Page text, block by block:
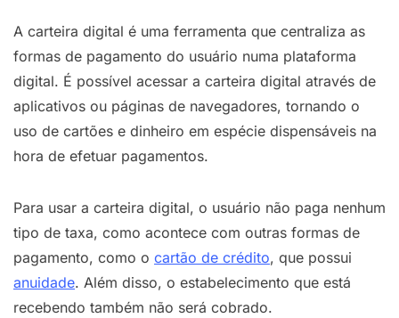
A carteira digital é uma ferramenta que centraliza as
formas de pagamento do usuário numa plataforma
digital. É possível acessar a carteira digital através de
aplicativos ou páginas de navegadores, tornando o
uso de cartões e dinheiro em espécie dispensáveis na
hora de efetuar pagamentos.
Para usar a carteira digital, o usuário não paga nenhum
tipo de taxa, como acontece com outras formas de
pagamento, como o cartão de crédito, que possui
anuidade. Além disso, o estabelecimento que está
recebendo também não será cobrado.